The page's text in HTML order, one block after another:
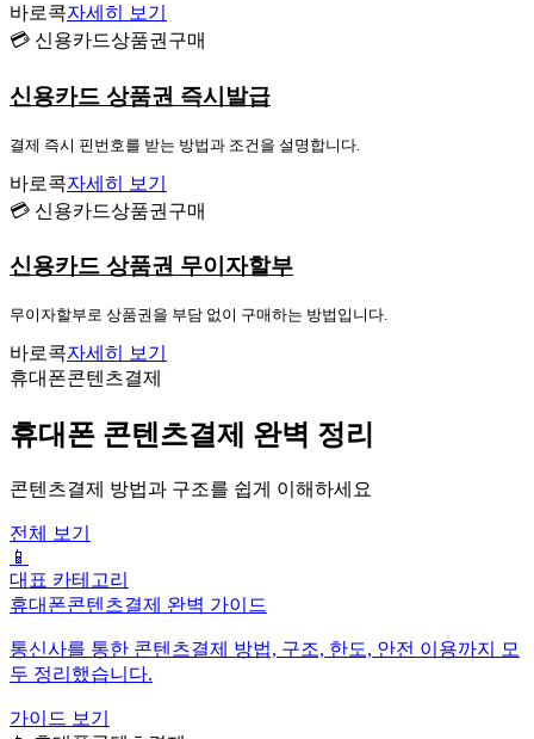
바로콕자세히 보기
💳 신용카드상품권구매
신용카드 상품권 즉시발급
결제 즉시 핀번호를 받는 방법과 조건을 설명합니다.
바로콕자세히 보기
💳 신용카드상품권구매
신용카드 상품권 무이자할부
무이자할부로 상품권을 부담 없이 구매하는 방법입니다.
바로콕자세히 보기
휴대폰콘텐츠결제
휴대폰 콘텐츠결제 완벽 정리
콘텐츠결제 방법과 구조를 쉽게 이해하세요
전체 보기
📱
대표 카테고리
휴대폰콘텐츠결제 완벽 가이드
통신사를 통한 콘텐츠결제 방법, 구조, 한도, 안전 이용까지 모
두 정리했습니다.
가이드 보기